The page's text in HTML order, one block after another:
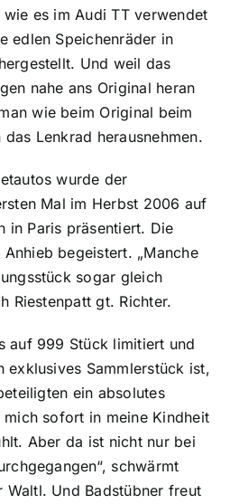
es im Audi TT verwendet
edlen Speichenräder in
Und weil das
nahe ans Original heran
wie beim Original beim
Lenkrad herausnehmen.
wurde der
Mal im Herbst 2006 auf
in Paris präsentiert. Die
begeistert. „Manche
sogar gleich
Riestenpatt gt. Richter.
auf 999 Stück limitiert und
exklusives Sammlerstück ist,
ein absolutes
mich sofort in meine Kindheit
Aber da ist nicht nur bei
schwärmt
Waltl. Und Badstübner freut